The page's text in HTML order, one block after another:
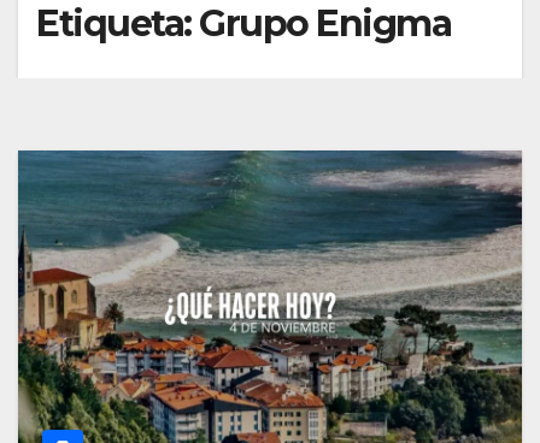
Etiqueta:Grupo Enigma